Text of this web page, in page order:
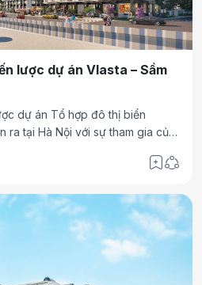
lược dự án Vlasta – Sầm
dự án Tổ hợp đô thị biển
ra tại Hà Nội với sự tham gia của